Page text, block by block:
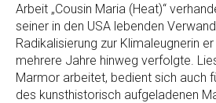
Arbeit „Cousin Maria (Heat)“
seiner in den USA lebenden
Radikalisierung zur Klimaleugnerin
mehrere Jahre hinweg verfolgte.
Marmor arbeitet, bedient sich auch
des kunsthistorisch aufgeladenen